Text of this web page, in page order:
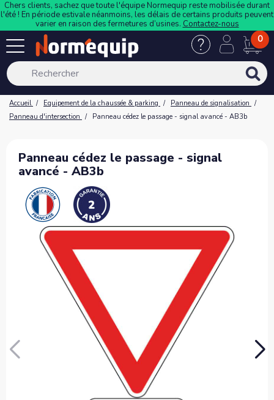
Chers clients, sachez que toute l'équipe Normequip reste mobilisée durant
l'été ! En période estivale néanmoins, les délais de certains produits peuvent
varier en raison des fermetures d’usines. Contactez-nous
0
Accueil Equipement de la chaussée & parking
Panneau de signalisation
Panneau d'intersection
Panneau cédez le passage - signal avancé - AB3b
Panneau cédez le passage - signal
avancé - AB3b